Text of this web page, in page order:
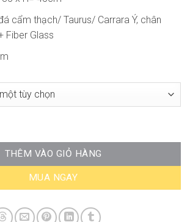
cẩm thạch/ Taurus/ Carrara Ý, chân
Fiber Glass
Hiện Đại DONS-ST11 số lượng
THÊM VÀO GIỎ HÀNG
MUA NGAY